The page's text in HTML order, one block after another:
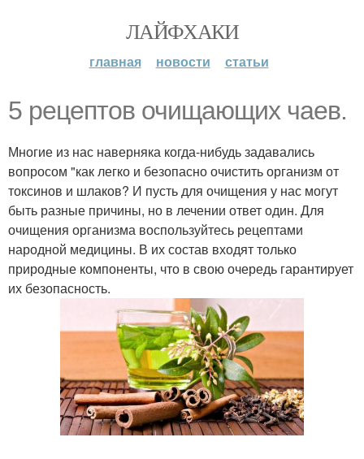
ЛАЙФХАКИ
главная новости статьи
5 рецептов очищающих чаев.
Многие из нас наверняка когда-нибудь задавались
вопросом "как легко и безопасно очистить организм от
токсинов и шлаков? И пусть для очищения у нас могут
быть разные причины, но в лечении ответ один. Для
очищения организма воспользуйтесь рецептами
народной медицины. В их состав входят только
природные компоненты, что в свою очередь гарантирует
их безопасность.